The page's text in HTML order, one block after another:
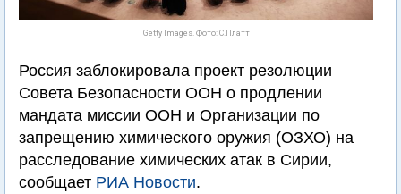
Getty Images. Фото: С.Платт
Россия заблокировала проект резолюции
Совета Безопасности ООН о продлении
мандата миссии ООН и Организации по
запрещению химического оружия (ОЗХО) на
расследование химических атак в Сирии,
сообщает РИА Новости.